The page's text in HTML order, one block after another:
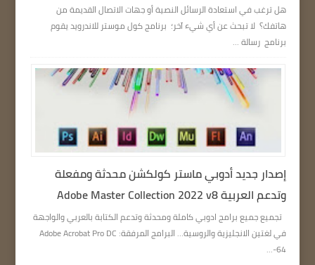
هل ترغب في استعادة الرسائل النصية أو جهات الاتصال القديمة من
هاتفك؟ لا تبحث عن أي شيء آخر؛ برنامج كول موستر للاندرويد يقوم
برنامج رسالة ...
إصدار جديد أدوبي ماستر كولكشن محدثة ومفعلة
وتدعم العربية Adobe Master Collection 2022 v8
تجميع جميع برامج ادوبي كاملة ومحدثة وتدعم الكتابة بالعربي والواجهة
في لغتين الانجليزية والروسية… البرامج المرفقة: Adobe Acrobat Pro DC
64-...